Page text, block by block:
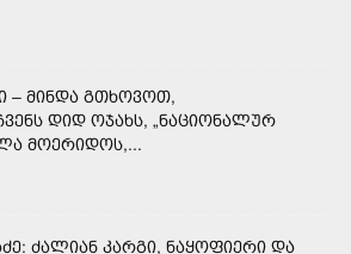
– ᲛᲘᲜᲓᲐ ᲒᲗᲮᲝᲕᲝᲗ,
ᲓᲘᲓ ᲝᲯᲐᲮᲡ, „ᲜᲐᲪᲘᲝᲜᲐᲚᲣᲠ
ᲛᲝᲔᲠᲘᲓᲝᲡ,...
ᲫᲐᲚᲘᲐᲜ ᲙᲐᲠᲒᲘ, ᲜᲐᲧᲝᲤᲘᲔᲠᲘ ᲓᲐ